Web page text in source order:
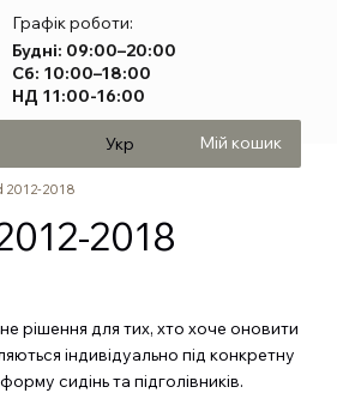
Графік роботи:
Будні: 09:00–20:00
Сб: 10:00–18:00
НД 11:00-16:00
Укр Мій кошик
2012-2018
2018
рішення для тих, хто хоче оновити
індивідуально під конкретну
сидінь та підголівників.